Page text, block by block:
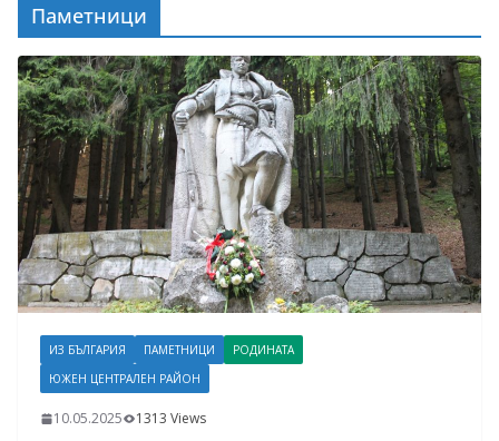
Паметници
ИЗ БЪЛГАРИЯ ПАМЕТНИЦИ
РОДИНАТА
ЮЖЕН ЦЕНТРАЛЕН РАЙОН
10.05.2025 1313 Views